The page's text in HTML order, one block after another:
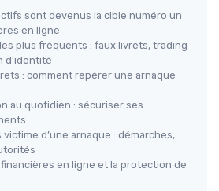
sont devenus la cible numéro un
en ligne
plus fréquents : faux livrets, trading
d’identité
: comment repérer une arnaque
au quotidien : sécuriser ses
d’une arnaque : démarches,
financières en ligne et la protection de